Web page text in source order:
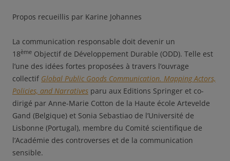
Propos recueillis par Karine Johannes
La communication responsable doit devenir un
18ème Objectif de Développement Durable (ODD). Telle est
l’une des idées fortes proposées à travers l’ouvrage
collectif Global Public Goods Communication. Mapping Actors,
Policies, and Narratives paru aux Editions Springer et co-
dirigé par Anne-Marie Cotton de la Haute école Artevelde
Gand (Belgique) et Sonia Sebastiao de l’Université de
Lisbonne (Portugal), membre du Comité scientifique de
l’Académie des controverses et de la communication
sensible.